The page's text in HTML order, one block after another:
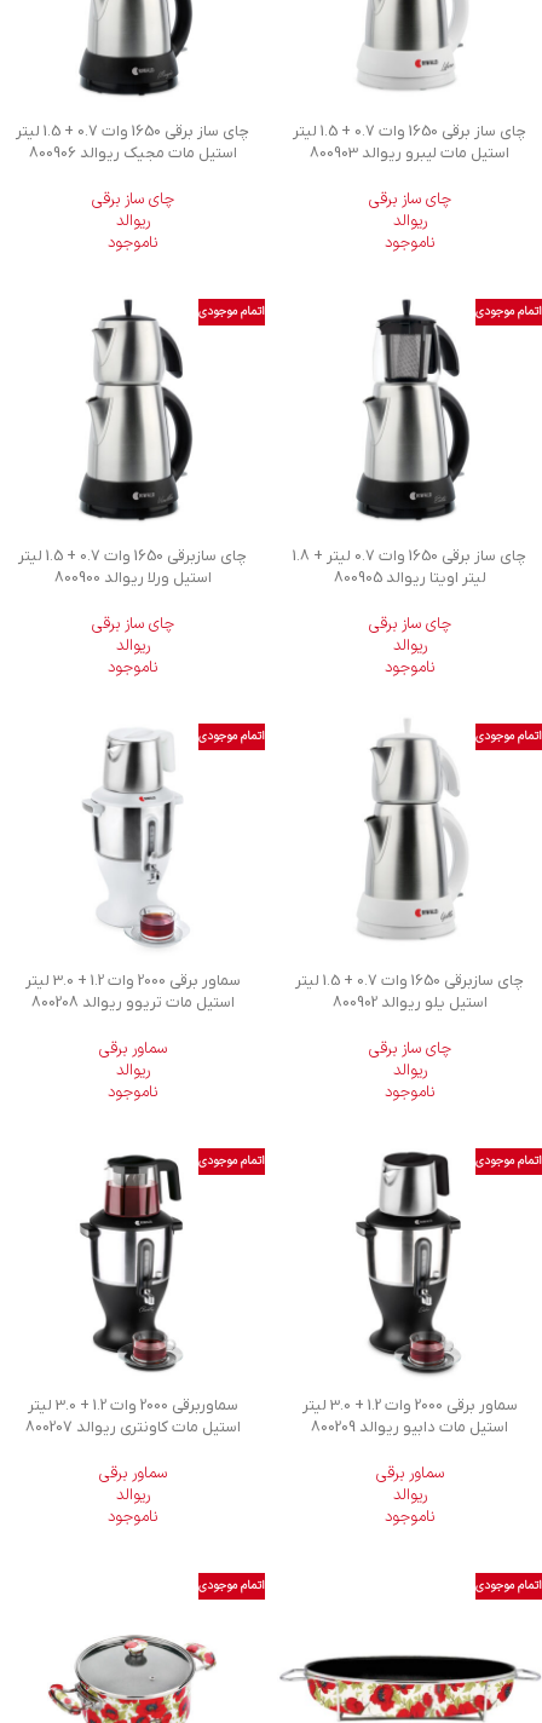
چای ساز برقی 1650 وات 0.7 + 1.5 لیتر
استیل مات ليبرو ریوالد 800903
چای ساز برقی
ریوالد
ناموجود
چای ساز برقی 1650 وات 0.7 + 1.5 لیتر
استیل مات مجیک ریوالد 800906
چای ساز برقی
ریوالد
ناموجود
اتمام موجودی
چای ساز برقی 1650 وات 0.7 لیتر + 1.8
لیتر اویتا ریوالد 800905
چای ساز برقی
ریوالد
ناموجود
اتمام موجودی
چای سازبرقی 1650 وات 0.7 + 1.5 لیتر
استیل ورلا ریوالد 800900
چای ساز برقی
ریوالد
ناموجود
اتمام موجودی
چای سازبرقی 1650 وات 0.7 + 1.5 لیتر
استیل یلو ریوالد 800902
چای ساز برقی
ریوالد
ناموجود
اتمام موجودی
سماور برقی 2000 وات 1.2 + 3.0 لیتر
استیل مات تریوو ریوالد 800208
سماور برقی
ریوالد
ناموجود
اتمام موجودی
سماور برقی 2000 وات 1.2 + 3.0 لیتر
استیل مات دابیو ریوالد 800209
سماور برقی
ریوالد
ناموجود
اتمام موجودی
سماوربرقی 2000 وات 1.2 + 3.0 لیتر
استیل مات کاونتری ریوالد 800207
سماور برقی
ریوالد
ناموجود
اتمام موجودی اتمام موجودی